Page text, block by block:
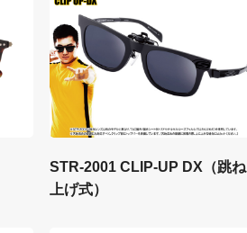
STR-2001 CLIP-UP DX（跳ね
上げ式）